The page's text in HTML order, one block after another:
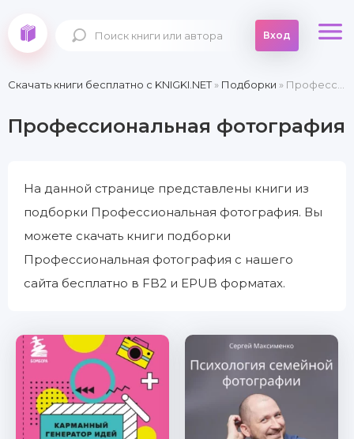
Вход
Скачать книги бесплатно c KNIGKI.NET» Подборки » Профессиональная фотография
Профессиональная фотография
На данной странице представлены книги из
подборки Профессиональная фотография. Вы
можете скачать книги подборки
Профессиональная фотография с нашего
сайта бесплатно в FB2 и EPUB форматах.